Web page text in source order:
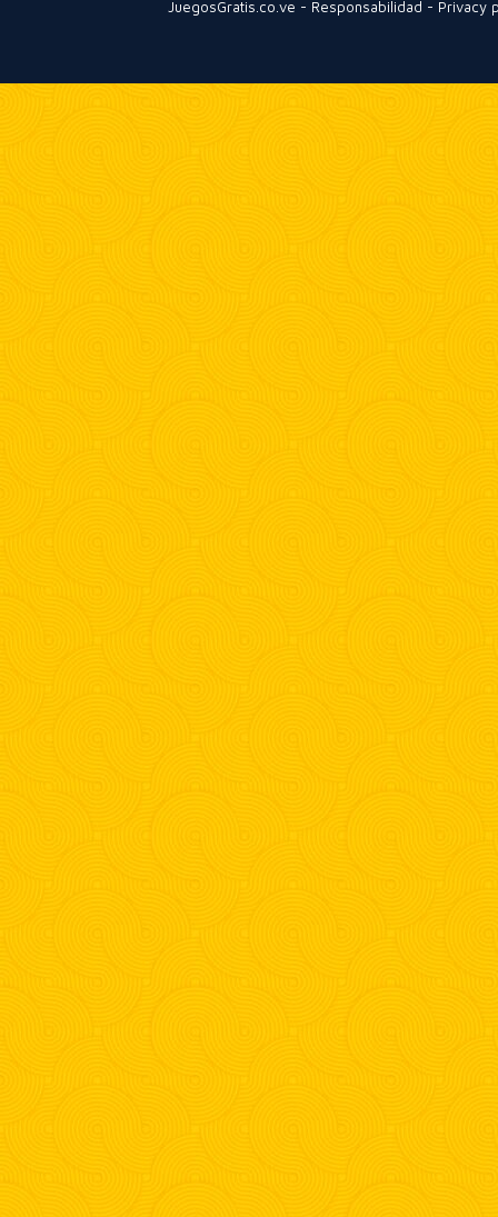
JuegosGratis.co.ve - Responsabilidad - Privacy